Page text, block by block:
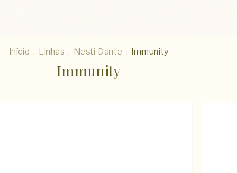
Início . Linhas . Nesti Dante . Immunity
Immunity